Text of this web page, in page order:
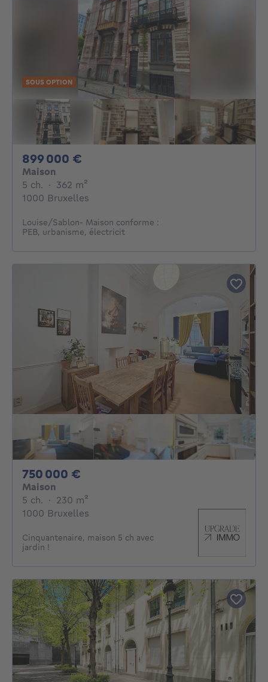
SOUS OPTION
899 000 €
Maison
5 ch. 5 chambres
· 362 m²
1000 Bruxelles
Louise/Sablon- Maison conforme :
PEB, urbanisme, électricit
750 000 €
Maison
5 ch. 5 chambres
· 230 m²
1000 Bruxelles
Cinquantenaire, maison 5 ch avec
jardin !